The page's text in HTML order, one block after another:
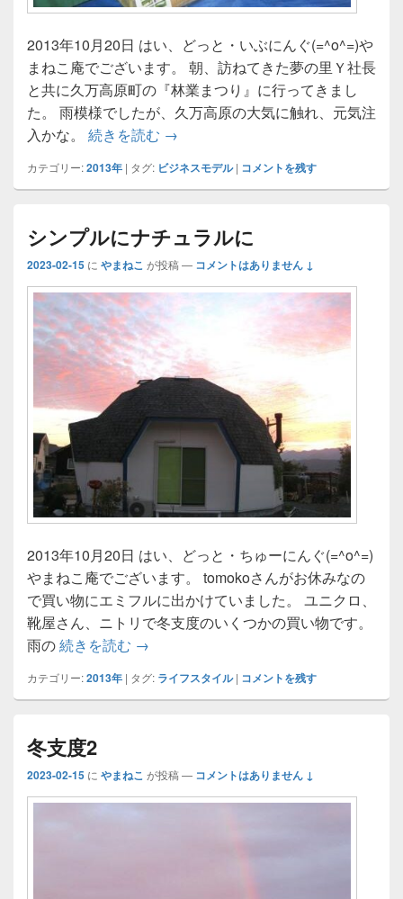
2013年10月20日 はい、どっと・いぶにんぐ(=^o^=)や
まねこ庵でございます。 朝、訪ねてきた夢の里Ｙ社長
と共に久万高原町の『林業まつり』に行ってきまし
た。 雨模様でしたが、久万高原の大気に触れ、元気注
入かな。 続きを読む ネクスト・ヴィジョン1
→
カテゴリー:2013年 | タグ: ビジネスモデル | コメントを残す
シンプルにナチュラルに
2023-02-15 に やまねこ が投稿 — コメントはありません ↓
2013年10月20日 はい、どっと・ちゅーにんぐ(=^o^=)
やまねこ庵でございます。 tomokoさんがお休みなの
で買い物にエミフルに出かけていました。 ユニクロ、
靴屋さん、ニトリで冬支度のいくつかの買い物です。
雨の続きを読む シンプルにナチュラルに
→
カテゴリー:2013年 | タグ: ライフスタイル | コメントを残す
冬支度2
2023-02-15 に やまねこ が投稿 — コメントはありません ↓